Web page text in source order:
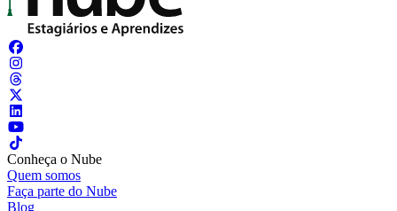
Conheça o Nube
Quem somos
Faça parte do Nube
Blog